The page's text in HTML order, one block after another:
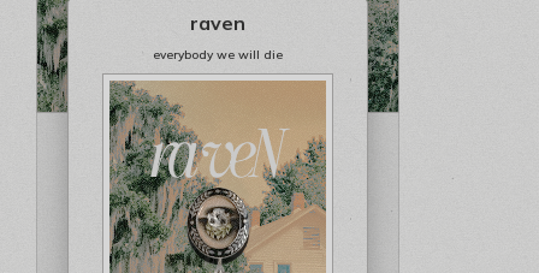
raven
everybody we will die